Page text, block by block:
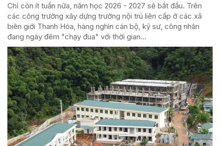
Chỉ còn ít tuần nữa, năm học 2026 - 2027 sẽ bắt đầu. Trên
các công trường xây dựng trường nội trú liên cấp ở các xã
biên giới Thanh Hóa, hàng nghìn cán bộ, kỹ sư, công nhân
đang ngày đêm "chạy đua" với thời gian...